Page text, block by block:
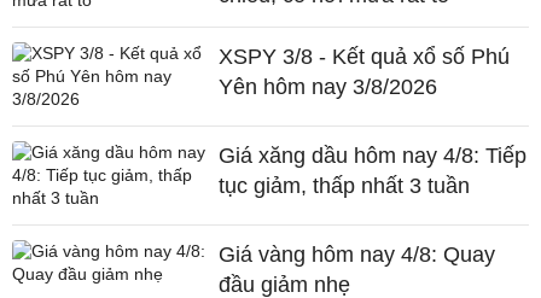
XSPY 3/8 - Kết quả xổ số Phú
Yên hôm nay 3/8/2026
Giá xăng dầu hôm nay 4/8: Tiếp
tục giảm, thấp nhất 3 tuần
Giá vàng hôm nay 4/8: Quay
đầu giảm nhẹ